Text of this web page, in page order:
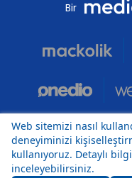
Bir